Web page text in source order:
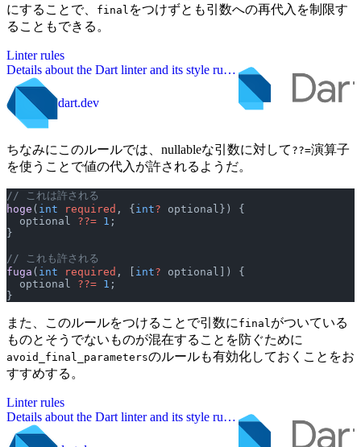
にすることで、
final をつけずとも引数への再代入を制限す
ることもできる。
Linter rules
Details about the Dart linter and its style rules
you can choose.
dart.dev
ちなみにこのルールでは、nullableな引数に対して ??=演算子
を使うことで値の代入が許されるようだ。
// これは許される
hoge ( int required , {int? optional}) {
  optional
??= 1 ;
}
// これも許される
fuga ( int required , [ int? optional]) {
  optional
??= 1 ;
}
また、このルールをつけることで引数に final がついている
ものとそうでないものが混在することを防ぐために
avoid_final_parametersのルールも有効化しておくことをお
すすめする。
Linter rules
Details about the Dart linter and its style rules
you can choose.